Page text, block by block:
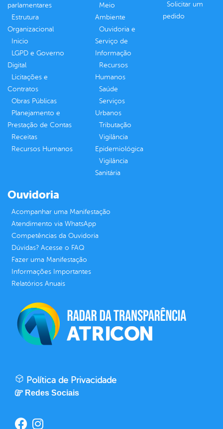
parlamentares
Estrutura
Organizacional
Inicio
LGPD e Governo
Digital
Licitações e
Contratos
Obras Públicas
Planejamento e
Prestação de Contas
Receitas
Recursos Humanos
Meio
Ambiente
Ouvidoria e
Serviço de
Informação
Recursos
Humanos
Saúde
Serviços
Urbanos
Tributação
Vigilância
Epidemiológica
Vigilância
Sanitária
Solicitar um
pedido
Ouvidoria
Acompanhar uma Manifestação
Atendimento via WhatsApp
Competências da Ouvidoria
Dúvidas? Acesse o FAQ
Fazer uma Manifestação
Informações Importantes
Relatórios Anuais
Política de Privacidade
Redes Sociais